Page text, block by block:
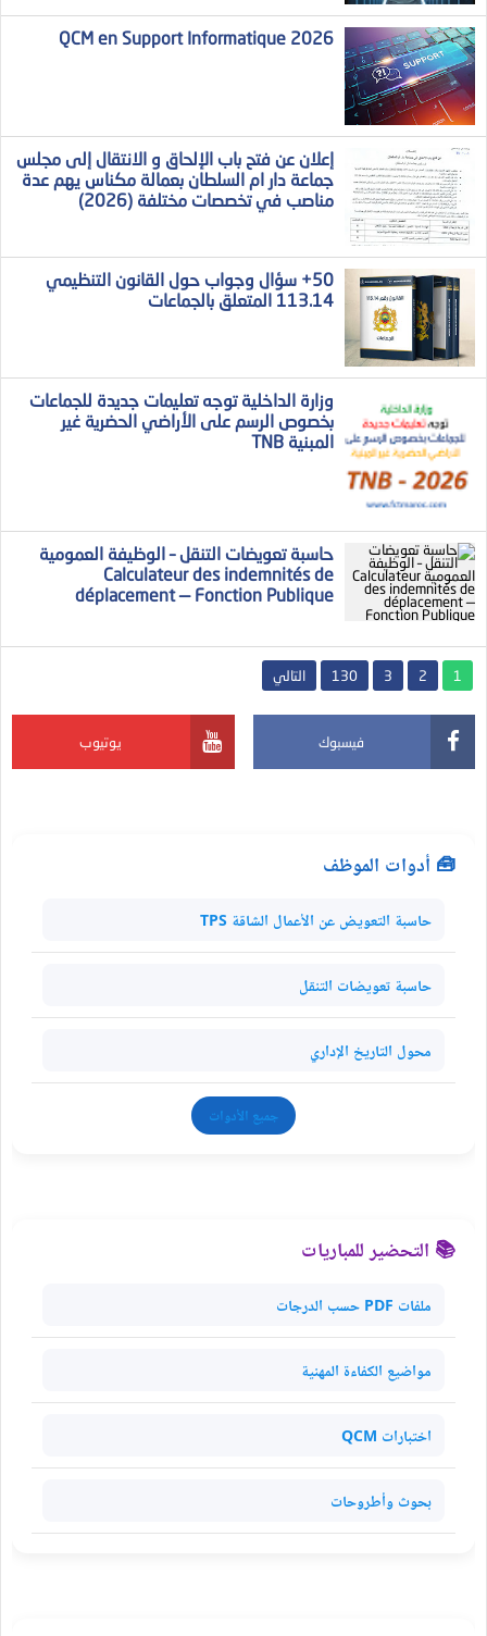
QCM en Support Informatique 2026
إعلان عن فتح باب الإلحاق و الانتقال إلى مجلس
جماعة دار ام السلطان بعمالة مكناس يهم عدة
مناصب في تخصصات مختلفة (2026)
50+ سؤال وجواب حول القانون التنظيمي
113.14 المتعلق بالجماعات
وزارة الداخلية توجه تعليمات جديدة للجماعات
بخصوص الرسم على الأراضي الحضرية غير
المبنية TNB
حاسبة تعويضات التنقل – الوظيفة العمومية
Calculateur des indemnités de
déplacement — Fonction Publique
1
2
3
130 التالي
فيسبوك يوتيوب
🧰 أدوات الموظف
حاسبة التعويض عن الأعمال الشاقة TPS
حاسبة تعويضات التنقل
محول التاريخ الإداري
جميع الأدوات
📚 التحضير للمباريات
ملفات PDF حسب الدرجات
مواضيع الكفاءة المهنية
اختبارات QCM
بحوث وأطروحات